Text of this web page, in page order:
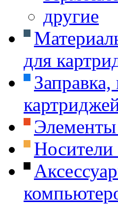
другие
для
Заправка,